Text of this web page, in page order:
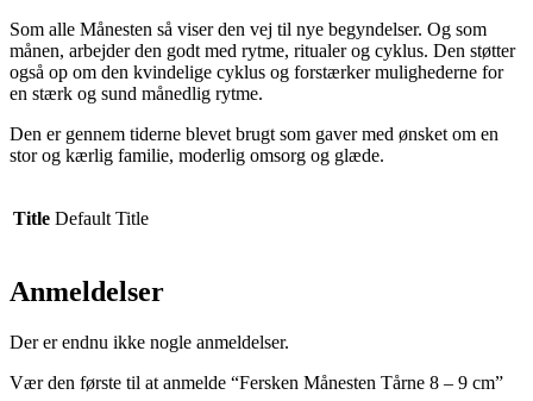
Som alle Månesten så viser den vej til nye begyndelser. Og som
månen, arbejder den godt med rytme, ritualer og cyklus. Den støtter
også op om den kvindelige cyklus og forstærker mulighederne for
en stærk og sund månedlig rytme.
Den er gennem tiderne blevet brugt som gaver med ønsket om en
stor og kærlig familie, moderlig omsorg og glæde.
Title Default Title
Anmeldelser
Der er endnu ikke nogle anmeldelser.
Vær den første til at anmelde “Fersken Månesten Tårne 8 – 9 cm”